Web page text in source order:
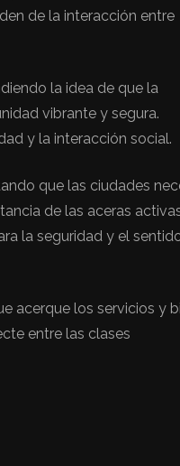
de la interacción entre
la idea de que la
vibrante y segura.
y la interacción social.
que las ciudades
de las aceras
la seguridad y el
acerque los servicios y
entre las clases